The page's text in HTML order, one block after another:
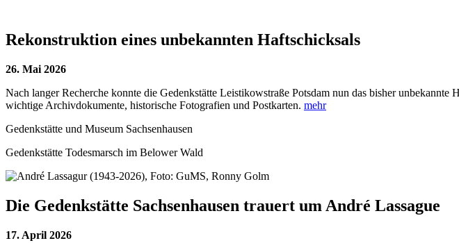
Rekonstruktion eines unbekannten Haftschicksals
26. Mai 2026
Nach langer Recherche konnte die Gedenkstätte Leistikowstraße Potsdam nun das bisher
wichtige Archivdokumente, historische Fotografien und Postkarten. mehr
Gedenkstätte und Museum Sachsenhausen
Gedenkstätte Todesmarsch im Belower Wald
Die Gedenkstätte Sachsenhausen trauert um André Lassague
17. April 2026